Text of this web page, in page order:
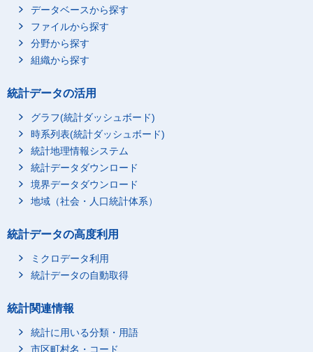
データベースから探す
ファイルから探す
分野から探す
組織から探す
統計データの活用
グラフ(統計ダッシュボード)
時系列表(統計ダッシュボード)
統計地理情報システム
統計データダウンロード
境界データダウンロード
地域（社会・人口統計体系）
統計データの高度利用
ミクロデータ利用
統計データの自動取得
統計関連情報
統計に用いる分類・用語
市区町村名・コード